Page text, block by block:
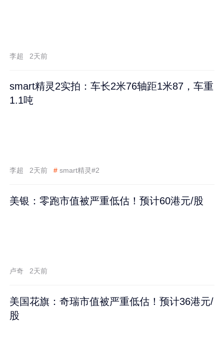
李超 2天前
smart精灵2实拍：车长2米76轴距1米87，车重
1.1吨
李超 2天前 # smart精灵#2
美银：零跑市值被严重低估！预计60港元/股
卢奇 2天前
美国花旗：奇瑞市值被严重低估！预计36港元/
股